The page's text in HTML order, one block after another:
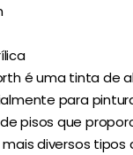
é uma tinta de
para
pisos que
diversos tipos